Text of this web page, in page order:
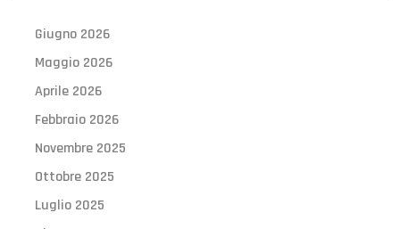
Giugno 2026
Maggio 2026
Aprile 2026
Febbraio 2026
Novembre 2025
Ottobre 2025
Luglio 2025